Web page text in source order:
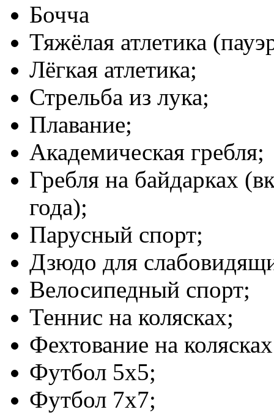
Бочча
Тяжёлая атлетика
Лёгкая атлетика;
Стрельба из лука;
Плавание;
Академическая гребля;
Гребля на байдарках
года);
Парусный спорт;
Дзюдо для
Велосипедный спорт;
Теннис на колясках;
Фехтование на
Футбол 5х5;
Футбол 7х7;